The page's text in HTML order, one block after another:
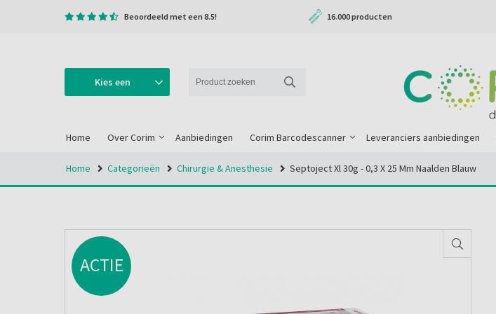
Beoordeeld met een 8.5! 16.000 producten
Kies een
Home Over Corim Aanbiedingen Corim Barcodescanner Leveranciers aanbiedingen
Home Categorieën Chirurgie & Anesthesie Septoject Xl 30g - 0,3 X 25 Mm Naalden Blauw
ACTIE